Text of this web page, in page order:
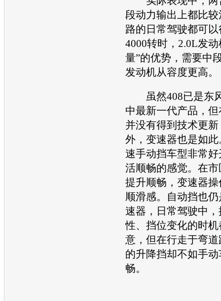
段动力输出上都比
路的日常驾驶都可
4000转时，2.0L发动
量”的优势，需要中
发动机从容度更高。
虽然408已是东
中最新一代产品，
并没有得到技术更
外，变速器也是如此
速手动挡车型非常
活顺畅的感觉。在
提升顺畅，变速器
顺滑感。自动挡也
速器，日常驾驶中
性、挡位变化的时
意，但在行走于弯
的升降挡却不如手
畅。